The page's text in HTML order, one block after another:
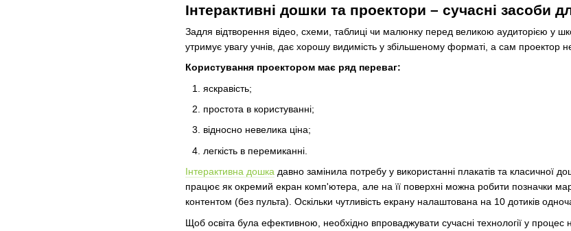
Інтерактивні дошки та проектори – сучасні засоби
Задля відтворення відео, схеми, таблиці чи малюнку перед великою аудиторією у
утримує увагу учнів, дає хорошу видимість у збільшеному форматі, а сам проектор
Користування проектором має ряд переваг:
яскравість;
простота в користуванні;
відносно невелика ціна;
легкість в перемиканні.
Інтерактивна дошка давно замінила потребу у використанні плакатів та класичної
працює як окремий екран комп'ютера, але на її поверхні можна робити позначки
контентом (без пульта). Оскільки чутливість екрану налаштована на 10 дотиків
Щоб освіта була ефективною, необхідно впроваджувати сучасні технології у процес